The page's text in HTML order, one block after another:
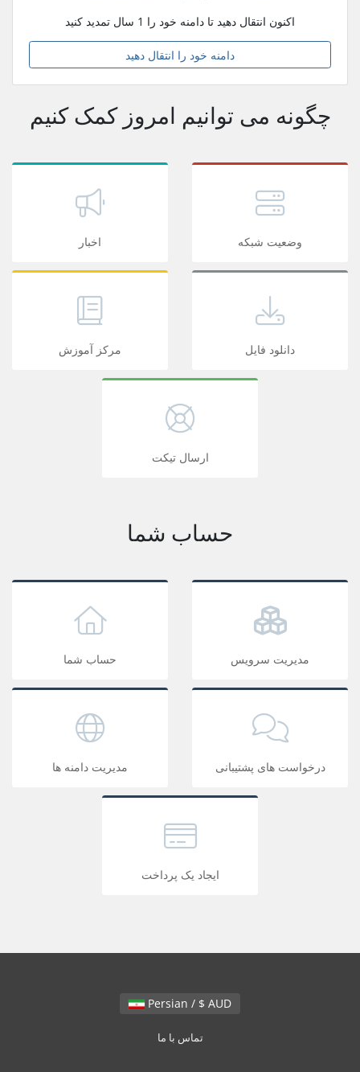
اکنون انتقال دهید تا دامنه خود را 1 سال تمدید کنید
دامنه خود را انتقال دهید
چگونه می توانیم امروز کمک کنیم
اخبار وضعیت شبکه
مرکز آموزش دانلود فایل
ارسال تیکت
حساب شما
حساب شما مدیریت سرویس
مدیریت دامنه ها درخواست های پشتیبانی
ایجاد یک پرداخت
Persian / $ AUD
تماس با ما